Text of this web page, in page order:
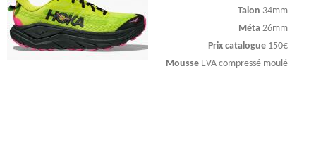
Talon 34mm
Méta 26mm
Prix catalogue 150€
Mousse EVA compressé moulé